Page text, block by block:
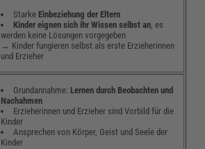
Starke Einbeziehung der Eltern
Kinder eignen sich ihr Wissen selbst an, es
werden keine Lösungen vorgegeben
→ Kinder fungieren selbst als erste Erzieherinnen
und Erzieher
Grundannahme: Lernen durch Beobachten und
Nachahmen
Erzieherinnen und Erzieher sind Vorbild für die
Kinder
Ansprechen von Körper, Geist und Seele der
Kinder